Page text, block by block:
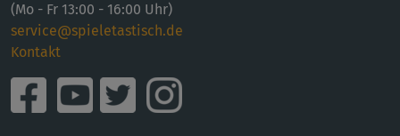
(Mo - Fr 13:00 - 16:00 Uhr)
service@spieletastisch.de
Kontakt